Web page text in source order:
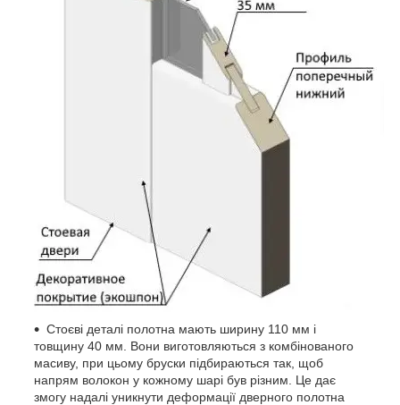
Стоєві деталі полотна мають ширину 110 мм і
товщину 40 мм. Вони виготовляються з комбінованого
масиву, при цьому бруски підбираються так, щоб
напрям волокон у кожному шарі був різним. Це дає
змогу надалі уникнути деформації дверного полотна